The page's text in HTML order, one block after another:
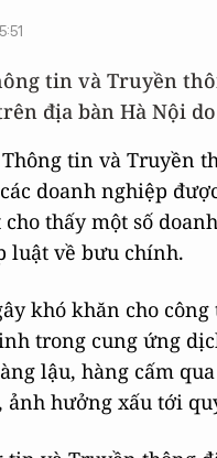
tin và Truyền
địa bàn Hà Nội
tin và Truyền
doanh nghiệp
thấy một số
luật về bưu chính.
khó khăn cho
trong cung ứng
lậu, hàng cấm
ảnh hưởng xấu tới